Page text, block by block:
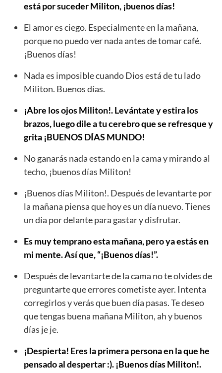
está por suceder Militon, ¡buenos días!
El amor es ciego. Especialmente en la mañana,
porque no puedo ver nada antes de tomar café.
¡Buenos días!
Nada es imposible cuando Dios está de tu lado
Militon. Buenos días.
¡Abre los ojos Militon!. Levántate y estira los
brazos, luego dile a tu cerebro que se refresque y
grita ¡BUENOS DÍAS MUNDO!
No ganarás nada estando en la cama y mirando al
techo, ¡buenos días Militon!
¡Buenos días Militon!. Después de levantarte por
la mañana piensa que hoy es un día nuevo. Tienes
un día por delante para gastar y disfrutar.
Es muy temprano esta mañana, pero ya estás en
mi mente. Así que, “¡Buenos días!”.
Después de levantarte de la cama no te olvides de
preguntarte que errores cometiste ayer. Intenta
corregirlos y verás que buen día pasas. Te deseo
que tengas buena mañana Militon, ah y buenos
días je je.
¡Despierta! Eres la primera persona en la que he
pensado al despertar :). ¡Buenos días Militon!.